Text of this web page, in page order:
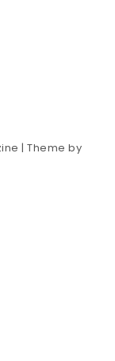
| Theme by